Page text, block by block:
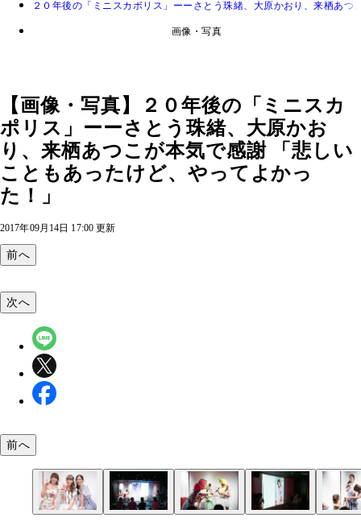
２０年後の「ミニスカポリス」ーーさとう珠緒、大原かおり、来栖あ
画像・写真
【画像・写真】２０年後の「ミニスカ
ポリス」ーーさとう珠緒、大原かお
り、来栖あつこが本気で感謝 「悲しい
こともあったけど、やってよかっ
た！」
2017年09月14日 17:00 更新
前へ
次へ
前へ